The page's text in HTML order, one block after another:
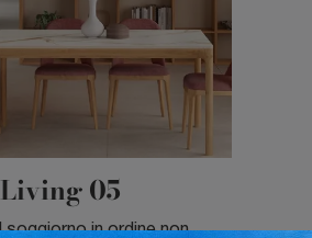
Living 05
Mantenere il soggiorno in ordine non è il suo unico compito: con questa libreria potrai progettare il progetto d'arredo che hai sempre voluto ...